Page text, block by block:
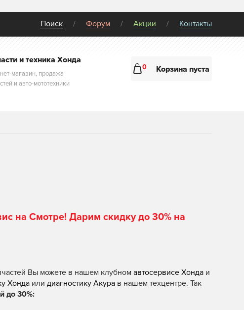
Поиск Форум Акции Контакты
и техника Хонда
магазин, продажа
и авто-мототехники
0 Корзина пуста
на Смотре! Дарим скидку до 30% на
Вы можете в нашем клубном автосервисе Хонда и
Хонда или диагностику Акура в нашем техцентре. Так
до 30%: